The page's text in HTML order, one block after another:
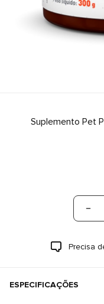
Suplemento Pet
Precisa
ESPECIFICAÇÕES